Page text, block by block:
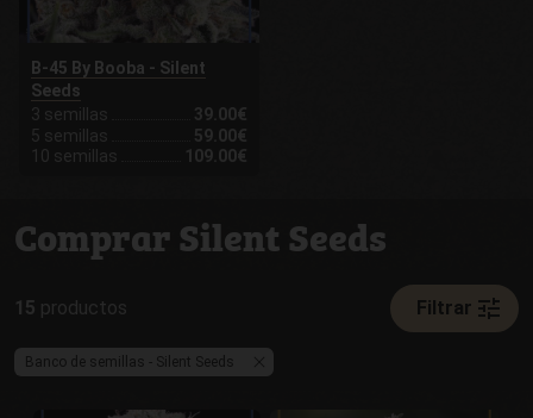
B-45 By Booba - Silent
Seeds
3 semillas
39.00€
5 semillas
59.00€
10 semillas
109.00€
Comprar Silent Seeds
15 productos Filtrar tune
Banco de semillas - Silent Seeds